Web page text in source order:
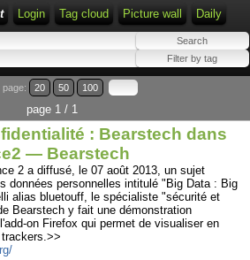
Login Tag cloud Picture wall Daily
page: 20 50 100
page 1 / 1
: Bearstech dans
— Bearstech
2 a diffusé, le 07 août 2013, un sujet
données personnelles intitulé "Big Data : Big
alias bluetouff, le spécialiste "sécurité et
Bearstech y fait une démonstration
on Firefox qui permet de visualiser en